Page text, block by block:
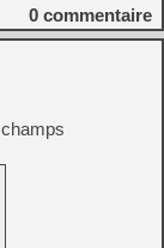
0 commentaire